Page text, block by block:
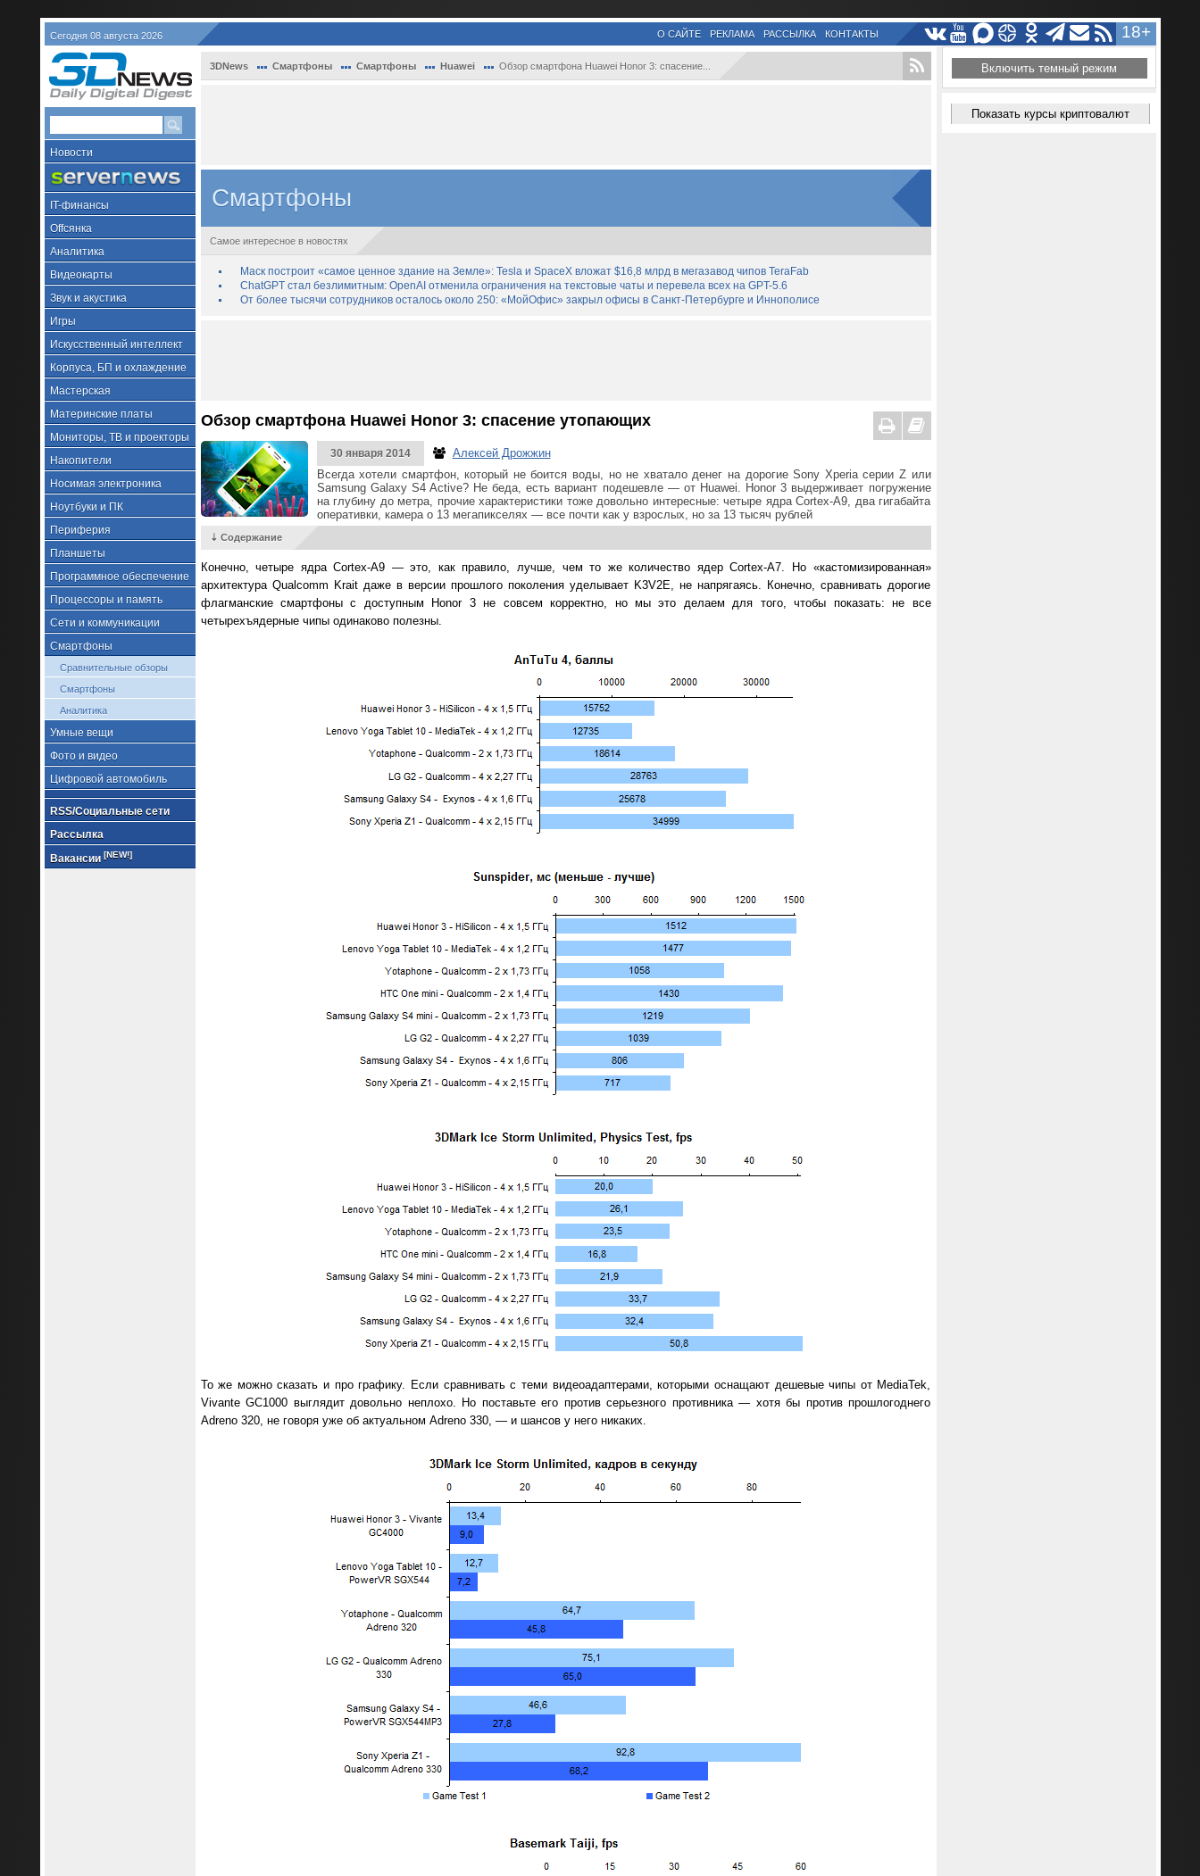
Сегодня 08 августа 2026 18+
О САЙТЕ РЕКЛАМА РАССЫЛКА КОНТАКТЫ
Новости
IT-финансы
Offсянка
Аналитика
Видеокарты
Звук и акустика
Игры
Искусственный интеллект
Корпуса, БП и охлаждение
Мастерская
Материнские платы
Мониторы, ТВ и проекторы
Накопители
Носимая электроника
Ноутбуки и ПК
Периферия
Планшеты
Программное обеспечение
Процессоры и память
Сети и коммуникации
Смартфоны
Сравнительные обзоры
Смартфоны
Аналитика
Умные вещи
Фото и видео
Цифровой автомобиль
RSS/Социальные сети
Рассылка
Вакансии [NEW!]
3DNews Смартфоны Смартфоны Huawei Обзор смартфона Huawei Honor 3: спасение...
Смартфоны
Самое интересное в новостях
Маск построит «самое ценное здание на Земле»: Tesla и SpaceX вложат $16,8 млрд в мегазавод чипов TeraFab
ChatGPT стал безлимитным: OpenAI отменила ограничения на текстовые чаты и перевела всех на GPT-5.6
От более тысячи сотрудников осталось около 250: «МойОфис» закрыл офисы в Санкт-Петербурге и Иннополисе
Обзор смартфона Huawei Honor 3: спасение утопающих
30 января 2014
Алексей Дрожжин
Всегда хотели смартфон, который не боится воды, но не хватало денег на дорогие Sony Xperia серии Z или
Samsung Galaxy S4 Active? Не беда, есть вариант подешевле — от Huawei. Honor 3 выдерживает погружение
на глубину до метра, прочие характеристики тоже довольно интересные: четыре ядра Cortex-A9, два гигабайта
оперативки, камера о 13 мегапикселях — все почти как у взрослых, но за 13 тысяч рублей
⇣ Содержание
Конечно, четыре ядра Cortex-A9 — это, как правило, лучше, чем то же количество ядер Cortex-A7. Но «кастомизированная»
архитектура Qualcomm Krait даже в версии прошлого поколения уделывает K3V2E, не напрягаясь. Конечно, сравнивать дорогие
флагманские смартфоны с доступным Honor 3 не совсем корректно, но мы это делаем для того, чтобы показать: не все
четырехъядерные чипы одинаково полезны.
То же можно сказать и про графику. Если сравнивать с теми видеоадаптерами, которыми оснащают дешевые чипы от MediaTek,
Vivante GC1000 выглядит довольно неплохо. Но поставьте его против серьезного противника — хотя бы против прошлогоднего
Adreno 320, не говоря уже об актуальном Adreno 330, — и шансов у него никаких.
Включить темный режим
Показать курсы криптовалют